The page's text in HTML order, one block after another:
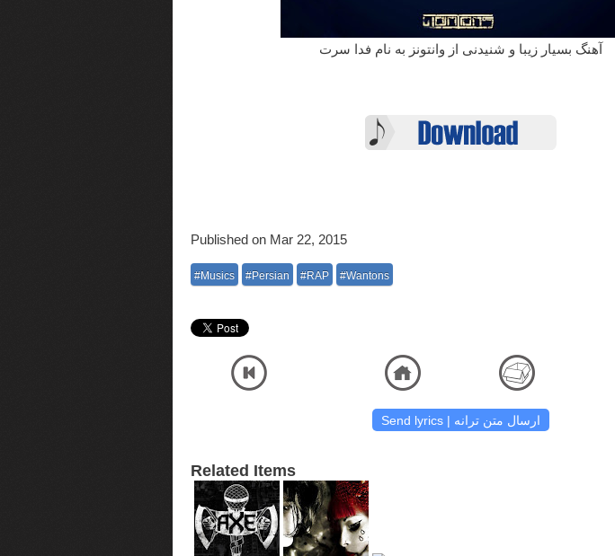
آهنگ بسیار زیبا و شنیدنی از وانتونز به نام فدا سرت
Published on Mar 22, 2015
#Musics #Persian #RAP #Wantons
Related Items